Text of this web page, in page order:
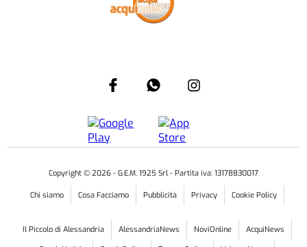
Copyright © 2026 - G.E.M. 1925 Srl - Partita iva: 13178830017
Chi siamo Cosa Facciamo Pubblicità Privacy Cookie Policy
Il Piccolo di Alessandria AlessandriaNews NoviOnline
AcquiNews